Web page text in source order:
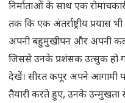
निर्माताओं के साथ एक
तक कि एक अंतर्राष्ट्रीय प्रयास
अपनी बहुमुखीपन और अपनी कला
जिससे उनके प्रशंसक उत्सुक हो
देखें। सीरत कपूर अपने आगामी
तैयारी करते हुए, उनके